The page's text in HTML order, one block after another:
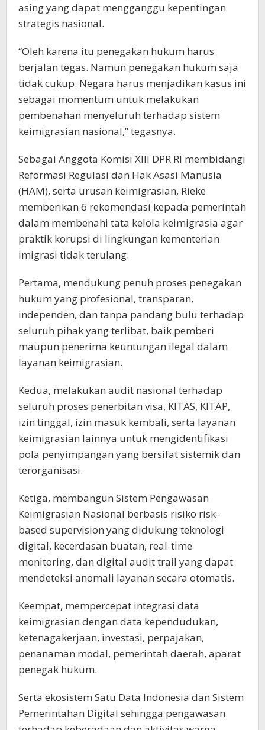
asing yang dapat mengganggu kepentingan
strategis nasional.
“Oleh karena itu penegakan hukum harus
berjalan tegas. Namun penegakan hukum saja
tidak cukup. Negara harus menjadikan kasus ini
sebagai momentum untuk melakukan
pembenahan menyeluruh terhadap sistem
keimigrasian nasional,” tegasnya.
Sebagai Anggota Komisi XIII DPR RI membidangi
Reformasi Regulasi dan Hak Asasi Manusia
(HAM), serta urusan keimigrasian, Rieke
memberikan 6 rekomendasi kepada pemerintah
dalam membenahi tata kelola keimigrasia agar
praktik korupsi di lingkungan kementerian
imigrasi tidak terulang.
Pertama, mendukung penuh proses penegakan
hukum yang profesional, transparan,
independen, dan tanpa pandang bulu terhadap
seluruh pihak yang terlibat, baik pemberi
maupun penerima keuntungan ilegal dalam
layanan keimigrasian.
Kedua, melakukan audit nasional terhadap
seluruh proses penerbitan visa, KITAS, KITAP,
izin tinggal, izin masuk kembali, serta layanan
keimigrasian lainnya untuk mengidentifikasi
pola penyimpangan yang bersifat sistemik dan
terorganisasi.
Ketiga, membangun Sistem Pengawasan
Keimigrasian Nasional berbasis risiko risk-
based supervision yang didukung teknologi
digital, kecerdasan buatan, real-time
monitoring, dan digital audit trail yang dapat
mendeteksi anomali layanan secara otomatis.
Keempat, mempercepat integrasi data
keimigrasian dengan data kependudukan,
ketenagakerjaan, investasi, perpajakan,
penanaman modal, pemerintah daerah, aparat
penegak hukum.
Serta ekosistem Satu Data Indonesia dan Sistem
Pemerintahan Digital sehingga pengawasan